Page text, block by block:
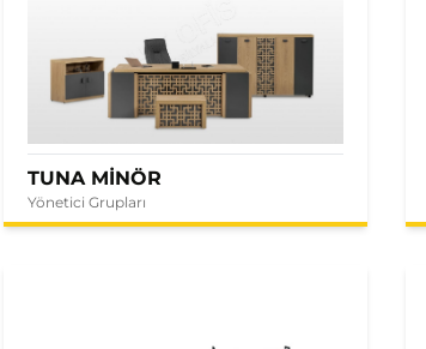
TUNA MİNÖR
Yönetici Grupları